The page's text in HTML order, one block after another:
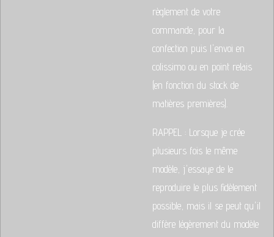
règlement de votre
commande, pour la
confection puis l'envoi en
colissimo ou en point relais
(en fonction du stock de
matières premières).
RAPPEL : Lorsque je crée
plusieurs fois le même
modèle, j'essaye de le
reproduire le plus fidèlement
possible, mais il se peut qu'il
diffère légèrement du modèle